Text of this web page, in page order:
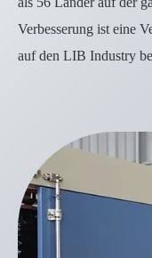
Verbesserung ist eine
auf den LIB Industry